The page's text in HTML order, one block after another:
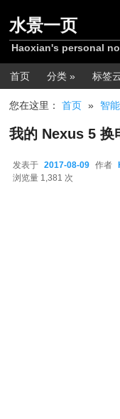
水景一页
Haoxian's personal
主菜单
首页 分类 » 标签
您在这里：首页 » 智
我的 Nexus 5 换
发表于 2017-08-09 作者
浏览量 1,381 次